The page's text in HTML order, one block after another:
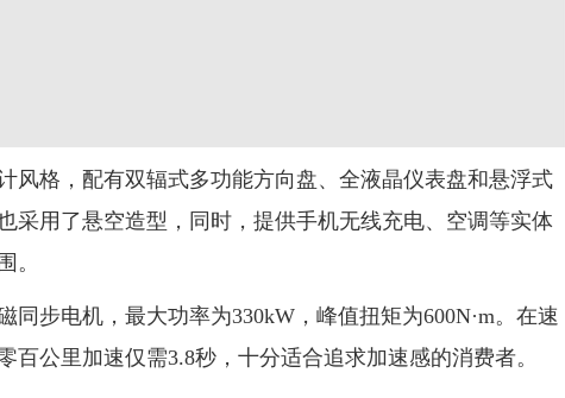
风格，配有双辐式多功能方向盘、全液晶仪表盘和悬浮式
采用了悬空造型，同时，提供手机无线充电、空调等实体
。
同步电机，最大功率为330kW，峰值扭矩为600N·m。在速
百公里加速仅需3.8秒，十分适合追求加速感的消费者。